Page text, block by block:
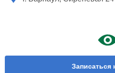
Записаться